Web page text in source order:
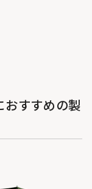
おすすめの製